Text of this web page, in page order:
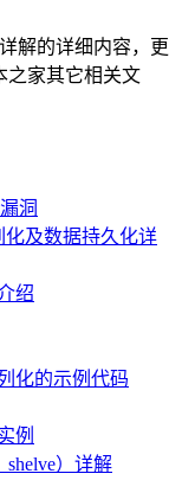
解的详细内容，更
之家其它相关文
洞
化及数据持久化详
绍
化的示例代码
例
shelve）详解